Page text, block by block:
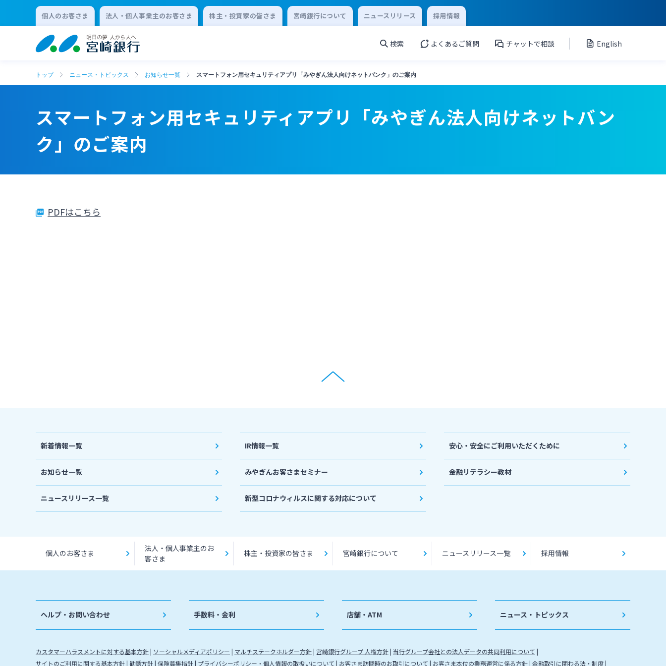
個人のお客さま 法人・個人事業主のお客さま 株主・投資家の皆さま 宮崎銀行について ニュースリリース 採用情報
検索 よくあるご質問 チャットで相談 English
トップ ニュース・トピックス お知らせ一覧 スマートフォン用セキュリティアプリ「みやぎん法人向けネットバンク」のご案内
スマートフォン用セキュリティアプリ「みやぎん法人向けネットバン
ク」のご案内
PDFはこちら
新着情報一覧
お知らせ一覧
ニュースリリース一覧
IR情報一覧
みやぎんお客さまセミナー
新型コロナウィルスに関する対応について
安心・安全にご利用いただくために
金融リテラシー教材
個人のお客さま
法人・個人事業主のお
客さま
株主・投資家の皆さま 宮崎銀行について ニュースリリース一覧 採用情報
ヘルプ・お問い合わせ 手数料・金利 店舗・ATM ニュース・トピックス
カスタマーハラスメントに対する基本方針 ソーシャルメディアポリシー マルチステークホルダー方針 宮崎銀行グループ 人権方針 当行グループ会社との法人データの共同利用について
サイトのご利用に関する基本方針 勧誘方針 保険募集指針 プライバシーポリシー・個人情報の取扱いについて お客さま訪問時のお取引について お客さま本位の業務運営に係る方針 金融取引に関わる法・制度